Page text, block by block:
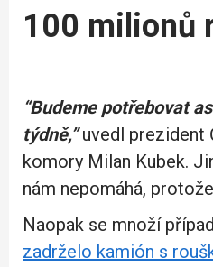
100 milionů
“Budeme potřebovat
týdně,”uvedl prezident
komory Milan Kubek.
nám nepomáhá,
Naopak se množí
zadrželo kamión s